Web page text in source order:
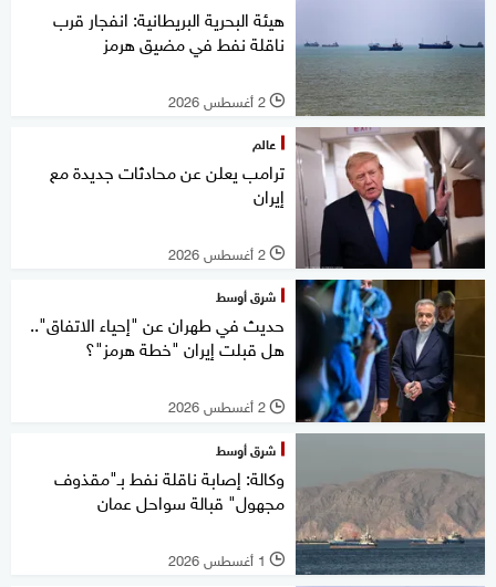
هيئة البحرية البريطانية: انفجار قرب
ناقلة نفط في مضيق هرمز
l 2 أغسطس 2026
عالم
ترامب يعلن عن محادثات جديدة مع
إيران
l 2 أغسطس 2026
شرق أوسط
حديث في طهران عن "إحياء الاتفاق"..
هل قبلت إيران "خطة هرمز"؟
l 2 أغسطس 2026
شرق أوسط
وكالة: إصابة ناقلة نفط بـ"مقذوف
مجهول" قبالة سواحل عمان
l 1 أغسطس 2026